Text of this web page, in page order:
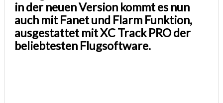
in der neuen Version kommt es nun
auch mit Fanet und Flarm Funktion,
ausgestattet mit XC Track PRO der
beliebtesten Flugsoftware.